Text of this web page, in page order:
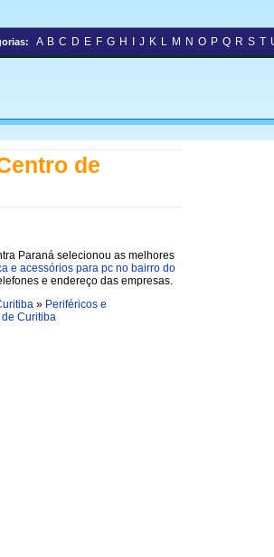
A B C D E F G H J K L M N O P Q R S T
de
Paraná selecionou as melhores
e acessórios para pc no bairro do
e endereço das empresas.
» Periféricos e
Curitiba